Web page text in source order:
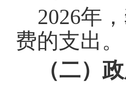
2026年，
费的支出。
（二）